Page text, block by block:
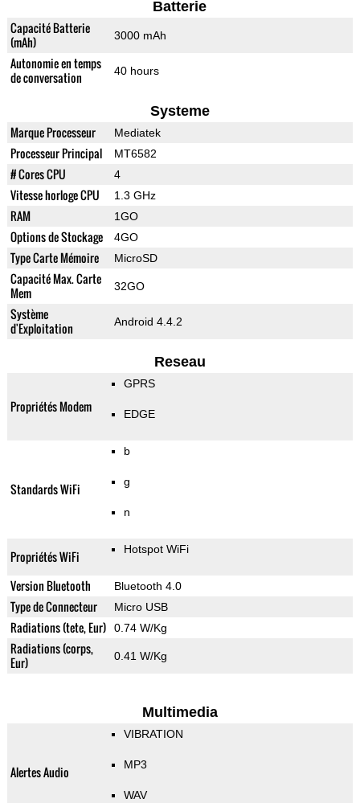
Batterie
Capacité Batterie
(mAh)
3000 mAh
Autonomie en temps
de conversation
40 hours
Systeme
Marque Processeur Mediatek
Processeur Principal MT6582
# Cores CPU 4
Vitesse horloge CPU 1.3 GHz
RAM 1GO
Options de Stockage 4GO
Type Carte Mémoire MicroSD
Capacité Max. Carte
Mem
32GO
Système
d'Exploitation
Android 4.4.2
Reseau
Propriétés Modem
GPRS
EDGE
Standards WiFi
b
g
n
Propriétés WiFi Hotspot WiFi
Version Bluetooth Bluetooth 4.0
Type de Connecteur Micro USB
Radiations (tete, Eur) 0.74 W/Kg
Radiations (corps,
Eur)
0.41 W/Kg
Multimedia
Alertes Audio
VIBRATION
MP3
WAV